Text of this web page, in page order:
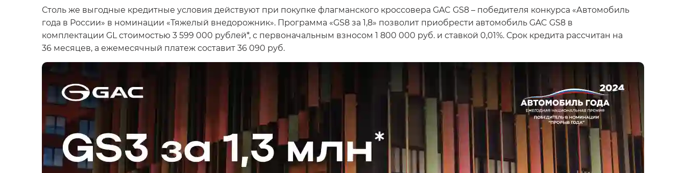
Столь же выгодные кредитные условия действуют при покупке флагманского кроссовера GAC GS8 – победителя конкурса «Автомобиль
года в России» в номинации «Тяжелый внедорожник». Программа «GS8 за 1,8» позволит приобрести автомобиль GAC GS8 в
комплектации GL стоимостью 3 599 000 рублей*, с первоначальным взносом 1 800 000 руб. и ставкой 0,01%. Срок кредита рассчитан на
36 месяцев, а ежемесячный платеж составит 36 090 руб.